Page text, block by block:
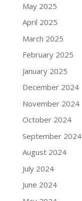
May 2025
April 2025
March 2025
February 2025
January 2025
December 2024
November 2024
October 2024
September 2024
August 2024
July 2024
June 2024